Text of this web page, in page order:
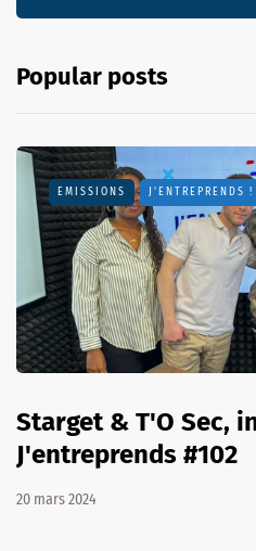
Popular posts
EMISSIONS
Starget & T'O Sec,
J'entreprends #102
20 mars 2024